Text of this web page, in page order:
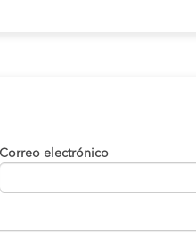
Correo electrónico